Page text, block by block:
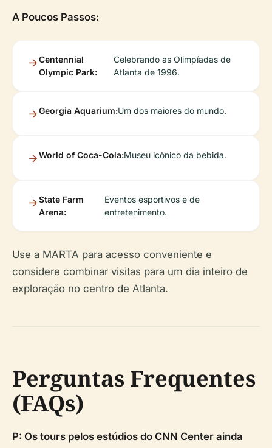
A Poucos Passos:
Centennial
Olympic Park:
Celebrando as Olimpíadas de
Atlanta de 1996.
Georgia Aquarium:Um dos maiores do mundo.
World of Coca-Cola:Museu icônico da bebida.
State Farm
Arena:
Eventos esportivos e de
entretenimento.
Use a MARTA para acesso conveniente e
considere combinar visitas para um dia inteiro de
exploração no centro de Atlanta.
Perguntas Frequentes
(FAQs)
P: Os tours pelos estúdios do CNN Center ainda